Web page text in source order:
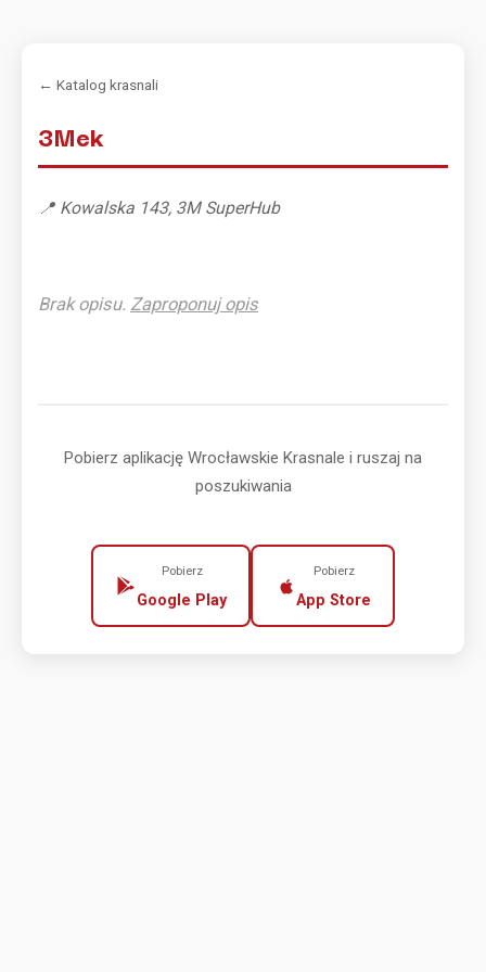
← Katalog krasnali
3Mek
📍 Kowalska 143, 3M SuperHub
Brak opisu. Zaproponuj opis
Pobierz aplikację Wrocławskie Krasnale i ruszaj na
poszukiwania
Pobierz
Google Play
Pobierz
App Store